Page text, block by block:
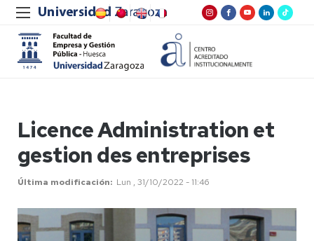
Licence Administration et
gestion des entreprises
Última modificación Lun , 31/10/2022 - 11:46